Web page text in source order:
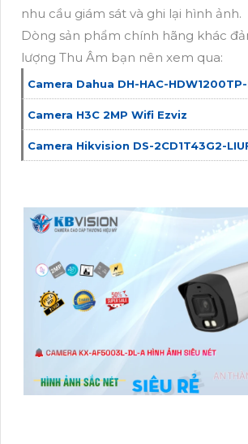
nhu cầu giám sát và ghi lại hình ảnh.
Dòng sản phẩm chính hãng khác
lượng Thu Âm bạn nên xem qua:
Camera Dahua DH-HAC-
Camera H3C 2MP Wifi Ezviz
Camera Hikvision DS-2CD1T43G2-